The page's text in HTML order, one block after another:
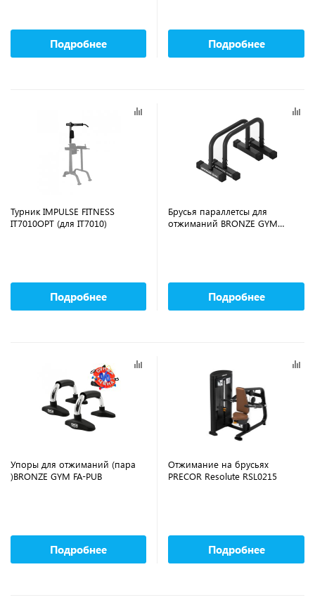
Подробнее Подробнее
Турник IMPULSE FITNESS
IT7010OPT (для IT7010)
Подробнее
Брусья параллетсы для
отжиманий BRONZE GYM
Подробнее
Упоры для отжиманий (пара
)BRONZE GYM FA-PUB
Подробнее
Отжимание на брусьях
PRECOR Resolute RSL0215
Подробнее